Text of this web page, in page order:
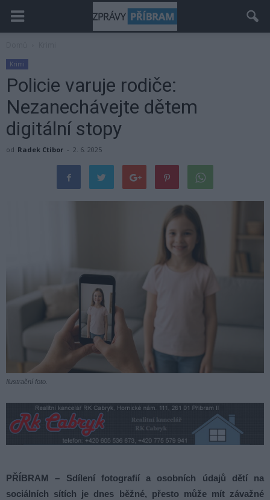
Krimi
Policie varuje rodiče:
Nezanechávejte dětem
digitální stopy
od Radek Ctibor - 2. 6. 2025
Ilustrační foto.
PŘÍBRAM – Sdílení fotografií a osobních údajů dětí na
sociálních sítích je dnes běžné, přesto může mít závažné